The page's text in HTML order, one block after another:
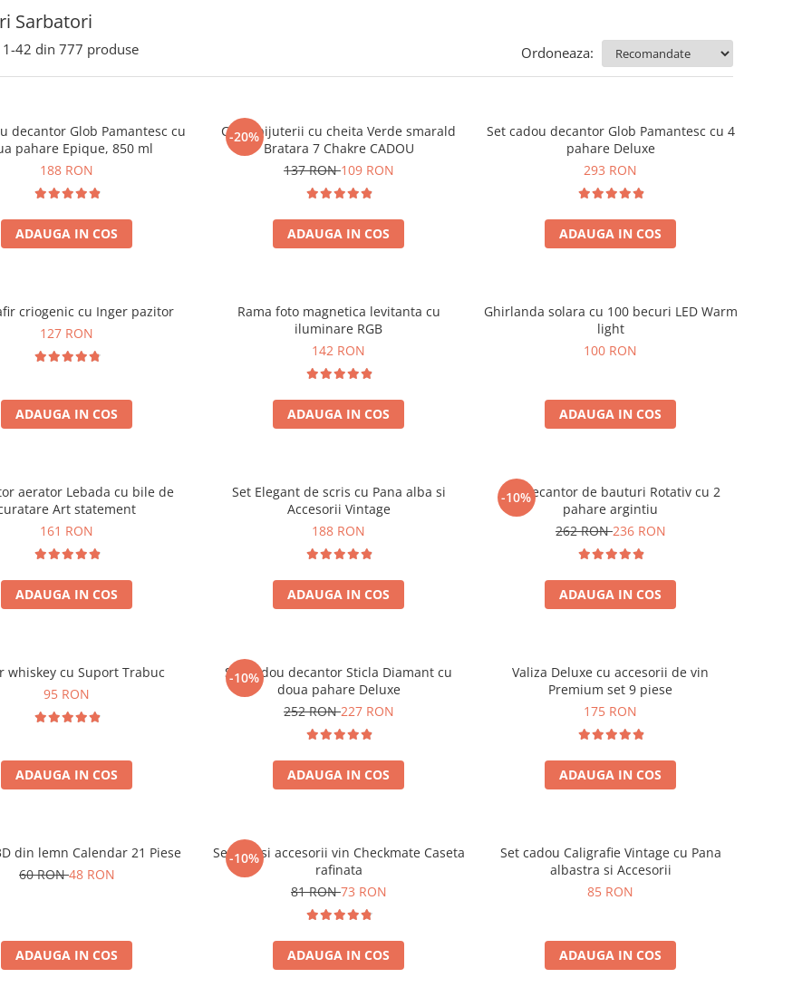
Sarbatori
1-42 din 777 produse Ordoneaza:
decantor Glob Pamantesc cu
pahare Epique, 850 ml
188 RON
ADAUGA IN COS
-20%
Cutie bijuterii cu cheita Verde smarald
Bratara 7 Chakre CADOU
137 RON109 RON
ADAUGA IN COS
Set cadou decantor Glob Pamantesc cu 4
pahare Deluxe
293 RON
ADAUGA IN COS
criogenic cu Inger pazitor
127 RON
ADAUGA IN COS
Rama foto magnetica levitanta cu
iluminare RGB
142 RON
ADAUGA IN COS
Ghirlanda solara cu 100 becuri LED Warm
light
100 RON
ADAUGA IN COS
aerator Lebada cu bile de
Art statement
161 RON
ADAUGA IN COS
Set Elegant de scris cu Pana alba si
Accesorii Vintage
188 RON
ADAUGA IN COS
-10%
Set Decantor de bauturi Rotativ cu 2
pahare argintiu
262 RON236 RON
ADAUGA IN COS
whiskey cu Suport Trabuc
95 RON
ADAUGA IN COS
-10%
Set cadou decantor Sticla Diamant cu
doua pahare Deluxe
252 RON227 RON
ADAUGA IN COS
Valiza Deluxe cu accesorii de vin
Premium set 9 piese
175 RON
ADAUGA IN COS
din lemn Calendar 21 Piese
60 RON48 RON
ADAUGA IN COS
-10%
Set sah si accesorii vin Checkmate Caseta
rafinata
81 RON73 RON
ADAUGA IN COS
Set cadou Caligrafie Vintage cu Pana
albastra si Accesorii
85 RON
ADAUGA IN COS